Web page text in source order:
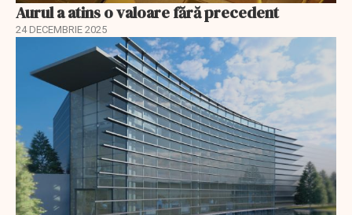
Aurul a atins o valoare fără precedent
24 DECEMBRIE 2025